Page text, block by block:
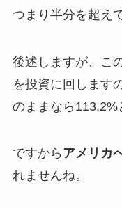
つまり半分を超え
後述しますが、こ
を投資に回します
のままなら113.2%
ですから アメリカ
れませんね。